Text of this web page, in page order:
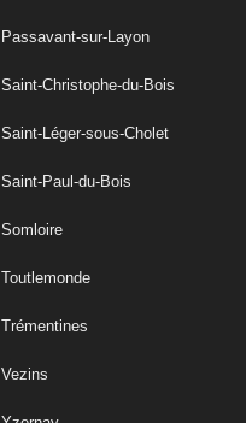
Passavant-sur-Layon
Saint-Christophe-du-Bois
Saint-Léger-sous-Cholet
Saint-Paul-du-Bois
Somloire
Toutlemonde
Trémentines
Vezins